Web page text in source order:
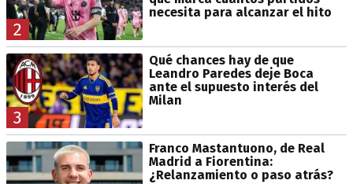
2
necesita para alcanzar el hito
3
Qué chances hay de que
Leandro Paredes deje Boca
ante el supuesto interés del
Milan
Franco Mastantuono, de Real
Madrid a Fiorentina:
¿Relanzamiento o paso atrás?